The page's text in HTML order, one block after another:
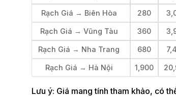
Rạch Giá → Biên Hòa 280
Rạch Giá → Vũng Tàu 360
Rạch Giá → Nha Trang 680
Rạch Giá → Hà Nội 1,900
Lưu ý: Giá mang tính tham khảo, có